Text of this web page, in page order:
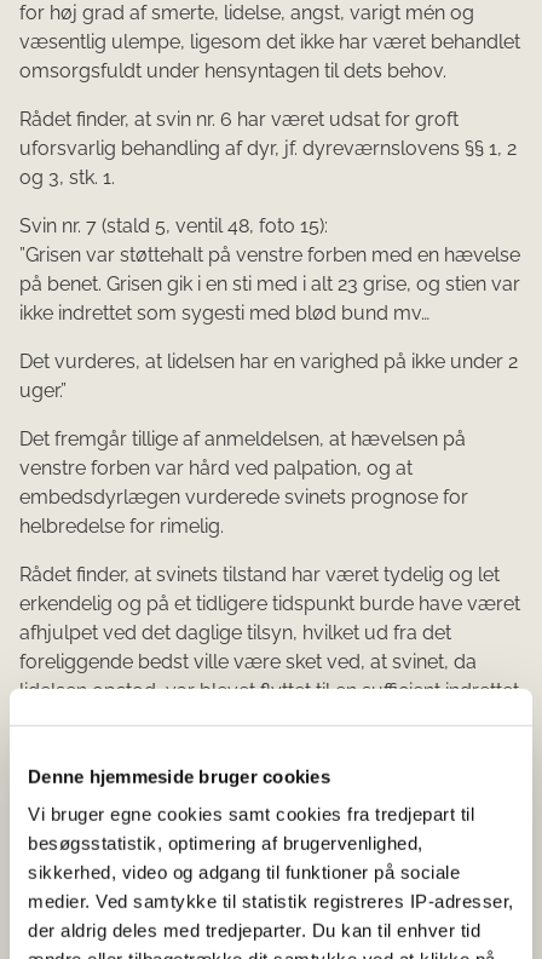
Denne hjemmeside bruger cookies
Vi bruger egne cookies samt cookies fra tredjepart til
besøgsstatistik, optimering af brugervenlighed,
sikkerhed, video og adgang til funktioner på sociale
medier. Ved samtykke til statistik registreres IP-adresser,
der aldrig deles med tredjeparter. Du kan til enhver tid
for høj grad af smerte, lidelse, angst, varigt mén og
væsentlig ulempe, ligesom det ikke har været behandlet
omsorgsfuldt under hensyntagen til dets behov.
Rådet finder, at svin nr. 6 har været udsat for groft
uforsvarlig behandling af dyr, jf. dyreværnslovens §§ 1, 2
og 3, stk. 1.
Svin nr. 7 (stald 5, ventil 48, foto 15):
”Grisen var støttehalt på venstre forben med en hævelse
på benet. Grisen gik i en sti med i alt 23 grise, og stien var
ikke indrettet som sygesti med blød bund mv…
Det vurderes, at lidelsen har en varighed på ikke under 2
uger.”
Det fremgår tillige af anmeldelsen, at hævelsen på
venstre forben var hård ved palpation, og at
embedsdyrlægen vurderede svinets prognose for
helbredelse for rimelig.
Rådet finder, at svinets tilstand har været tydelig og let
erkendelig og på et tidligere tidspunkt burde have været
afhjulpet ved det daglige tilsyn, hvilket ud fra det
foreliggende bedst ville være sket ved, at svinet, da
lidelsen opstod, var blevet flyttet til en sufficient indrettet
sygesti med blødt underlag, tilset af en dyrlæge og
beskrevet.
Lægges ovennævnte og det medfølgende
billedmateriale til grund, finder Rådet, at svin nr. 7, der
fremstod støttehalt på venstre forben med hård
hævelse på benet under opholdet i besætningen har
været udsat for betydelig grad af smerte, lidelse, angst,